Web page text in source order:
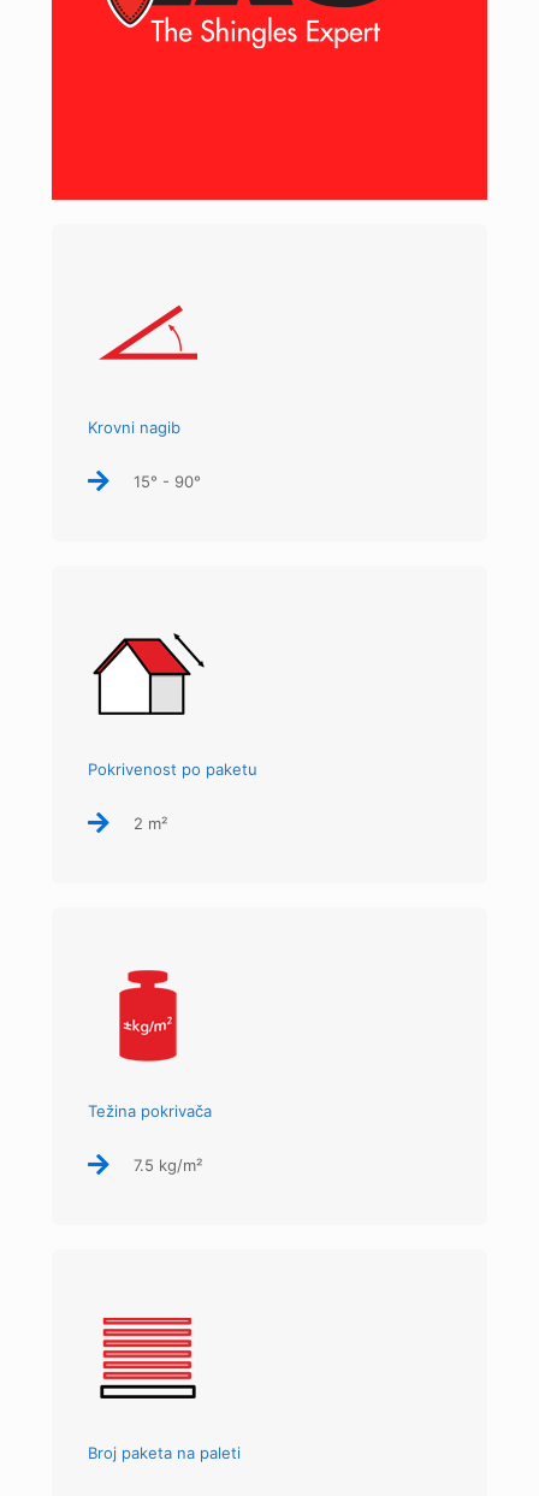
Krovni nagib
15° - 90°
Pokrivenost po paketu
2 m²
Težina pokrivača
7.5 kg/m²
Broj paketa na paleti